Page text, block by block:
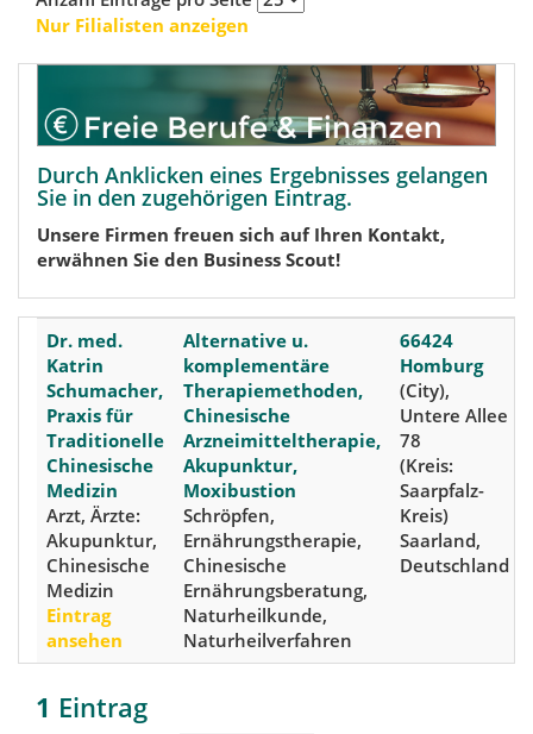
Nur Filialisten anzeigen
Durch Anklicken eines Ergebnisses gelangen
Sie in den zugehörigen Eintrag.
Unsere Firmen freuen sich auf Ihren Kontakt,
erwähnen Sie den Business Scout!
Dr. med.
Katrin
Schumacher,
Praxis für
Traditionelle
Chinesische
Medizin
Arzt, Ärzte:
Akupunktur,
Chinesische
Medizin
Eintrag
ansehen
Alternative u.
komplementäre
Therapiemethoden,
Chinesische
Arzneimitteltherapie,
Akupunktur,
Moxibustion
Schröpfen,
Ernährungstherapie,
Chinesische
Ernährungsberatung,
Naturheilkunde,
Naturheilverfahren
66424
Homburg
(City),
Untere Allee
78
(Kreis:
Saarpfalz-
Kreis)
Saarland,
Deutschland
1 Eintrag